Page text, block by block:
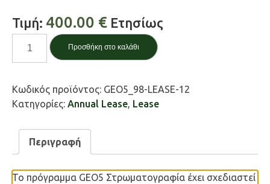
Τιμή: 400.00 € Ετησίως
Στρωματογραφία
ποσότητα
Προσθήκη στο καλάθι
Κωδικός προϊόντος: GEO5_98-LEASE-12
Κατηγορίες: Annual Lease, Lease
Περιγραφή
Το πρόγραμμα GEO5 Στρωματογραφία έχει σχεδιαστεί